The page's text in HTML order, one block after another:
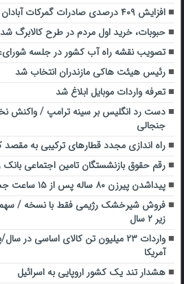
افزایش ۴۰۹ درصدی صادرات گمرکات آبادان
حبوبات، خرید اول مردم در طرح کالابرگ شد
تصویب نقشه راه آب کشور در جلسه
رئیس هیئت هاکی مازندران انتخاب شد
تعرفه واردات موبایل ابلاغ شد
دست رد انگلیس بر سینه ترامپ / واکنش
جنجالی
راه اندازی مجدد قطارهای ترکیبی به مقصد
رقم حقوق بازنشستگان تامین اجتماعی بانک
پیداشدن پیرزن ۸۰ ساله پس از ۱۵ ساعت جست‌وجو در منطقه چهل‌چای
زیر ۲ سال
واردات ۲۳ میلیون تن کالای اساسی در
آمریکا
هشدار تند یک کشور اروپایی به اسرائیل